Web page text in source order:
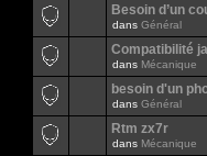
Besoin d’un
dans Général
Compatibilité
dans Mécanique
besoin d'un
dans Général
Rtm zx7r
dans Mécanique